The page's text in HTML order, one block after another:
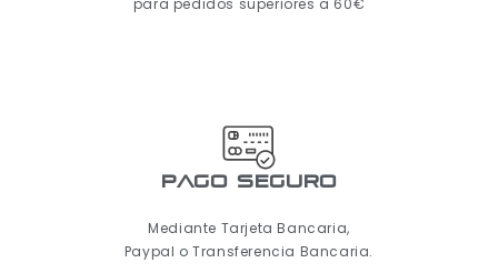
para pedidos superiores a 60€
pago seguro
Mediante Tarjeta Bancaria,
Paypal o Transferencia Bancaria.